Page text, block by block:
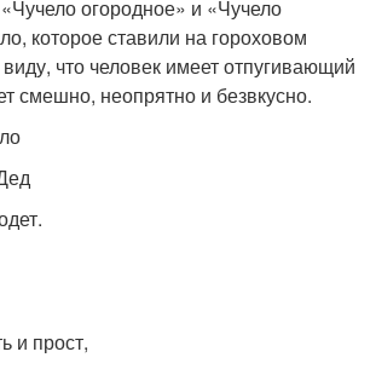
огородное» и «Чучело
которое ставили на гороховом
что человек имеет отпугивающий
смешно, неопрятно и безвкусно.
и прост,